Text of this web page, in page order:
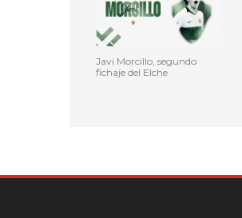
Javi Morcillo, segundo
fichaje del Elche